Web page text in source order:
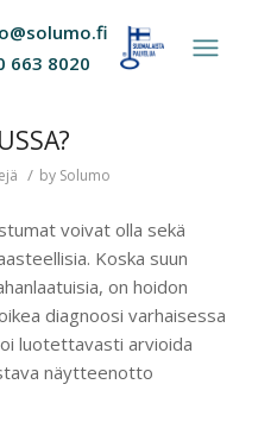
663 8020
/ by Solumo
voivat olla sekä
Koska suun
on hoidon
diagnoosi varhaisessa
luotettavasti arvioida
näytteenotto